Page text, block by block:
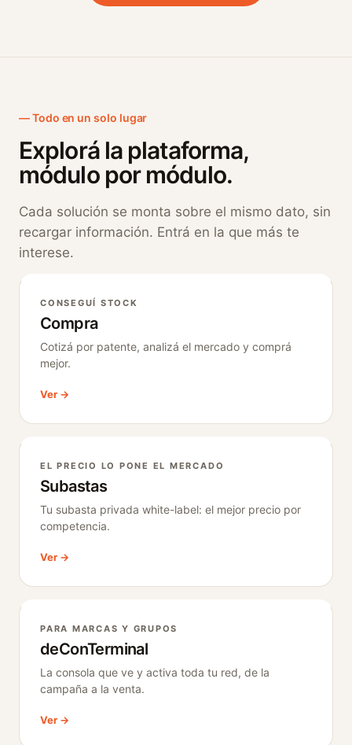
Todo en un solo lugar
Explorá la plataforma,
módulo por módulo.
Cada solución se monta sobre el mismo dato, sin
recargar información. Entrá en la que más te
interese.
CONSEGUÍ STOCK
Compra
Cotizá por patente, analizá el mercado y comprá
mejor.
Ver →
EL PRECIO LO PONE EL MERCADO
Subastas
Tu subasta privada white-label: el mejor precio por
competencia.
Ver →
PARA MARCAS Y GRUPOS
deConTerminal
La consola que ve y activa toda tu red, de la
campaña a la venta.
Ver →